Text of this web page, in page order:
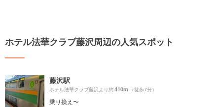
ホテル法華クラブ藤沢周辺の人気スポット
藤沢駅
ホテル法華クラブ藤沢より約410m （徒歩7分）
乗り換え〜